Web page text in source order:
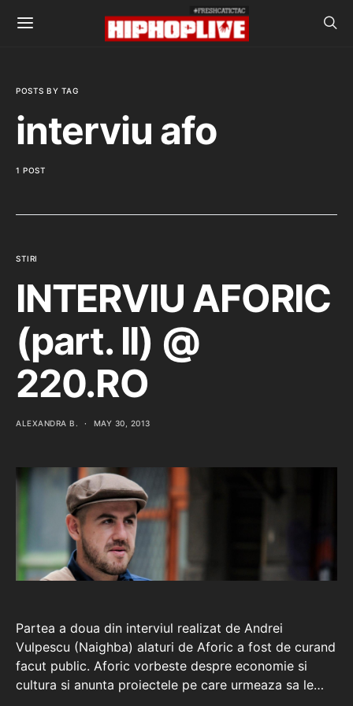
POSTS BY TAG
interviu afo
1 POST
STIRI
INTERVIU AFORIC
(part. II) @
220.RO
ALEXANDRA B. MAY 30, 2013
Partea a doua din interviul realizat de Andrei
Vulpescu (Naighba) alaturi de Aforic a fost de curand
facut public. Aforic vorbeste despre economie si
cultura si anunta proiectele pe care urmeaza sa le…